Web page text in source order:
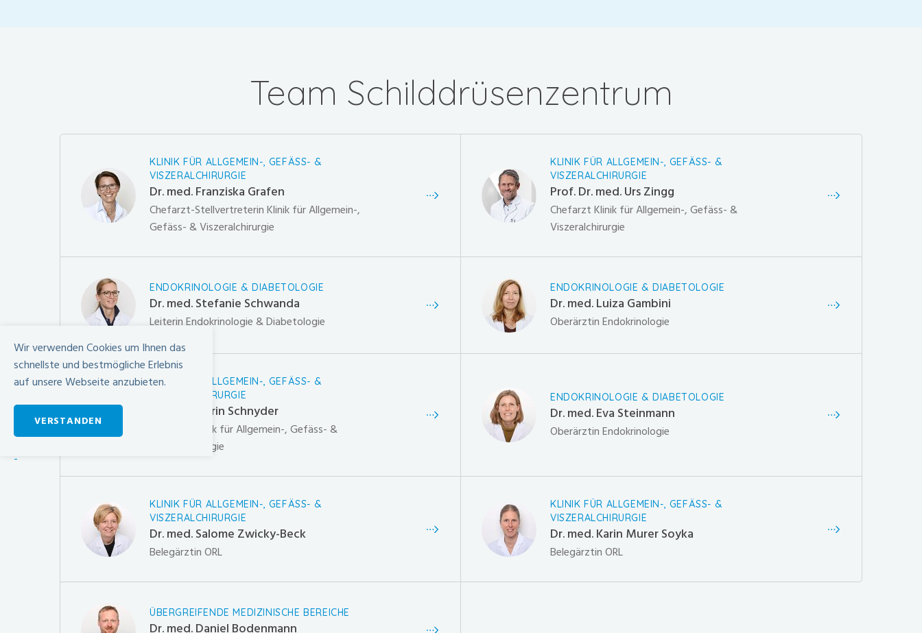
Team Schilddrüsenzentrum
KLINIK FÜR ALLGEMEIN-, GEFÄSS- &
VISZERALCHIRURGIE
Dr. med. Franziska Grafen
Chefarzt-Stellvertreterin Klinik für Allgemein-,
Gefäss- & Viszeralchirurgie
KLINIK FÜR ALLGEMEIN-, GEFÄSS- &
VISZERALCHIRURGIE
Prof. Dr. med. Urs Zingg
Chefarzt Klinik für Allgemein-, Gefäss- &
Viszeralchirurgie
ENDOKRINOLOGIE & DIABETOLOGIE
Dr. med. Stefanie Schwanda
Leiterin Endokrinologie & Diabetologie
ENDOKRINOLOGIE & DIABETOLOGIE
Dr. med. Luiza Gambini
Oberärztin Endokrinologie
KLINIK FÜR ALLGEMEIN-, GEFÄSS- &
VISZERALCHIRURGIE
Dr. med. Flurin Schnyder
Oberarzt Klinik für Allgemein-, Gefäss- &
Viszeralchirurgie
ENDOKRINOLOGIE & DIABETOLOGIE
Dr. med. Eva Steinmann
Oberärztin Endokrinologie
KLINIK FÜR ALLGEMEIN-, GEFÄSS- &
VISZERALCHIRURGIE
Dr. med. Salome Zwicky-Beck
Belegärztin ORL
KLINIK FÜR ALLGEMEIN-, GEFÄSS- &
VISZERALCHIRURGIE
Dr. med. Karin Murer Soyka
Belegärztin ORL
ÜBERGREIFENDE MEDIZINISCHE BEREICHE
Dr. med. Daniel Bodenmann
Wir verwenden Cookies um Ihnen das
schnellste und bestmögliche Erlebnis
auf unsere Webseite anzubieten.
VERSTANDEN
-